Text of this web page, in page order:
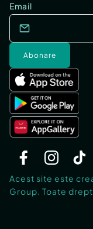
Email
Abonare
Acest site este
Group. Toate